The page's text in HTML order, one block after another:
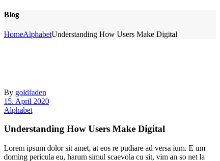
Blog
HomeAlphabetUnderstanding How Users Make Digital
By goldfaden
15. April 2020
Alphabet
Understanding How Users Make Digital
Lorem ipsum dolor sit amet, at eos re pudiare ad versa ium. E um
doming pericula eu, harum simul scaevola cu sit, vim an so net la